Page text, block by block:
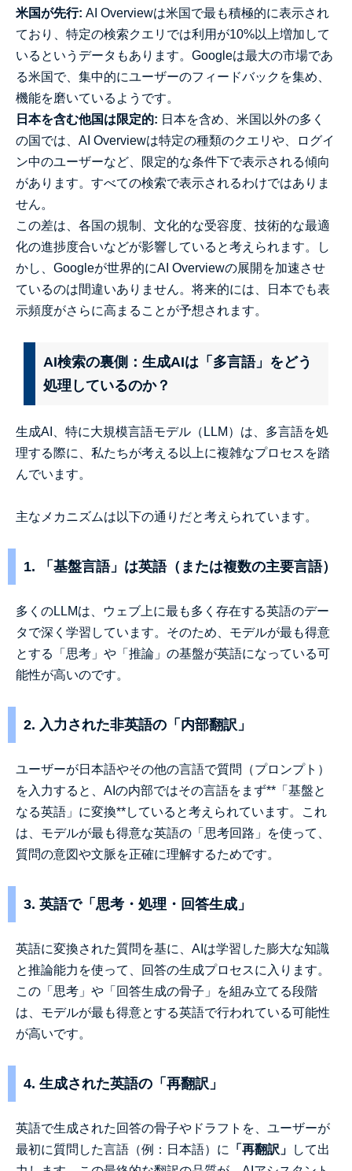
米国が先行: AI Overviewは米国で最も積極的に表示され
ており、特定の検索クエリでは利用が10%以上増加して
いるというデータもあります。Googleは最大の市場であ
る米国で、集中的にユーザーのフィードバックを集め、
機能を磨いているようです。
日本を含む他国は限定的: 日本を含め、米国以外の多く
の国では、AI Overviewは特定の種類のクエリや、ログイ
ン中のユーザーなど、限定的な条件下で表示される傾向
があります。すべての検索で表示されるわけではありま
せん。
この差は、各国の規制、文化的な受容度、技術的な最適
化の進捗度合いなどが影響していると考えられます。し
かし、Googleが世界的にAI Overviewの展開を加速させ
ているのは間違いありません。将来的には、日本でも表
示頻度がさらに高まることが予想されます。
AI検索の裏側：生成AIは「多言語」をどう
処理しているのか？
生成AI、特に大規模言語モデル（LLM）は、多言語を処
理する際に、私たちが考える以上に複雑なプロセスを踏
んでいます。
主なメカニズムは以下の通りだと考えられています。
1. 「基盤言語」は英語（または複数の主要言語）
多くのLLMは、ウェブ上に最も多く存在する英語のデー
タで深く学習しています。そのため、モデルが最も得意
とする「思考」や「推論」の基盤が英語になっている可
能性が高いのです。
2. 入力された非英語の「内部翻訳」
ユーザーが日本語やその他の言語で質問（プロンプト）
を入力すると、AIの内部ではその言語をまず**「基盤と
なる英語」に変換**していると考えられています。これ
は、モデルが最も得意な英語の「思考回路」を使って、
質問の意図や文脈を正確に理解するためです。
3. 英語で「思考・処理・回答生成」
英語に変換された質問を基に、AIは学習した膨大な知識
と推論能力を使って、回答の生成プロセスに入ります。
この「思考」や「回答生成の骨子」を組み立てる段階
は、モデルが最も得意とする英語で行われている可能性
が高いです。
4. 生成された英語の「再翻訳」
英語で生成された回答の骨子やドラフトを、ユーザーが
最初に質問した言語（例：日本語）に
「再翻訳」
して出